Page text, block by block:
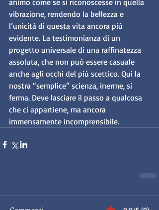
animo come se si riconoscesse in quella
vibrazione, rendendo la bellezza e
l’unicità di questa vita ancora più
evidente. La testimonianza di un
progetto universale di una raffinatezza
assoluta, che non può essere casuale
anche agli occhi del più scettico. Qui la
nostra “semplice” scienza, inerme, si
ferma. Deve lasciare il passo a qualcosa
che ci appartiene, ma ancora
immensamente incomprensibile.